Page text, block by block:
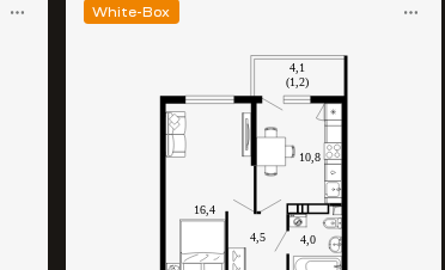
White-Box